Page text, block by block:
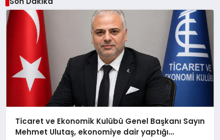
Ticaret ve Ekonomik Kulübü Genel Başkanı Sayın
Mehmet Ulutaş, ekonomiye dair yaptığı